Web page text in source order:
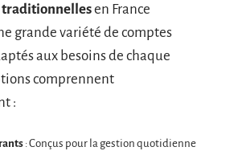
traditionnellesen France
grande variété de comptes
aux besoins de chaque
comprennent
:
: Conçus pour la gestion quotidienne